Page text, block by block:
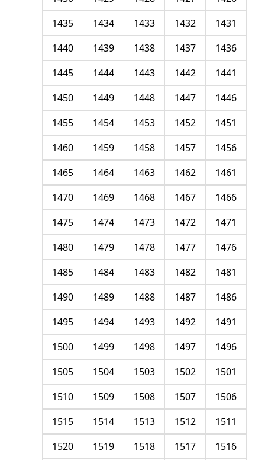
1431
1432
1433
1434
1435
1436
1437
1438
1439
1440
1441
1442
1443
1444
1445
1446
1447
1448
1449
1450
1451
1452
1453
1454
1455
1456
1457
1458
1459
1460
1461
1462
1463
1464
1465
1466
1467
1468
1469
1470
1471
1472
1473
1474
1475
1476
1477
1478
1479
1480
1481
1482
1483
1484
1485
1486
1487
1488
1489
1490
1491
1492
1493
1494
1495
1496
1497
1498
1499
1500
1501
1502
1503
1504
1505
1506
1507
1508
1509
1510
1511
1512
1513
1514
1515
1516
1517
1518
1519
1520